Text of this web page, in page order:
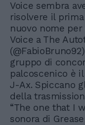
Voice sembra
risolvere il
nuovo nome
Voice a The
gruppo di
palcoscenico è
J-Ax. Spiccano
della
“The one that I
sonora di